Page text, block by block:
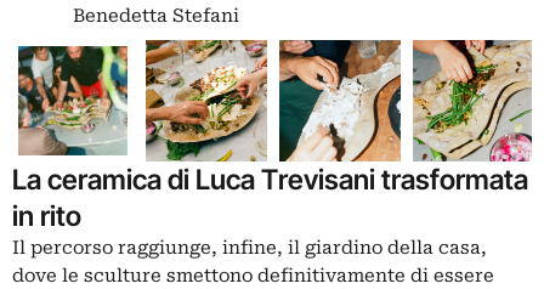
Benedetta Stefani
La ceramica di Luca Trevisani trasformata
in rito
Il percorso raggiunge, infine, il giardino della casa,
dove le sculture smettono definitivamente di essere